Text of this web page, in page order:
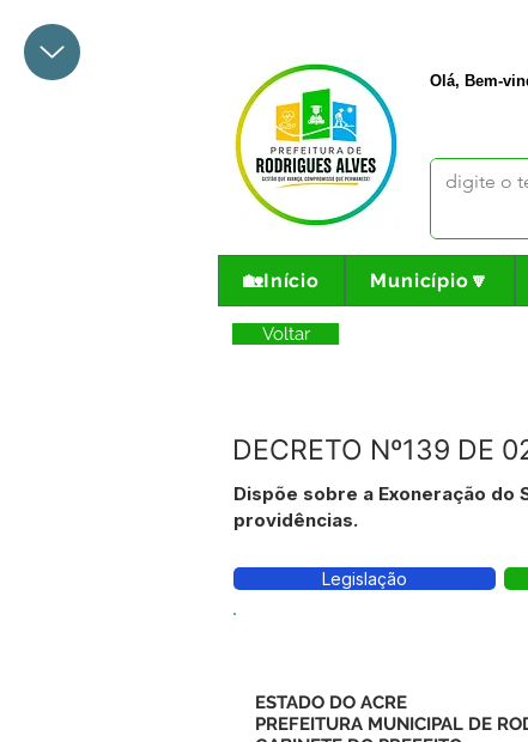
Olá, Bem-
🏡Início Município🔽
Voltar
DECRETO Nº139 DE
Dispõe sobre a Exoneração
providências.
Legislação
ESTADO DO ACRE
PREFEITURA MUNICIPAL DE